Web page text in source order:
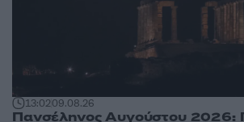
13:0209.08.26
Πανσέληνος Αυγούστου 2026: